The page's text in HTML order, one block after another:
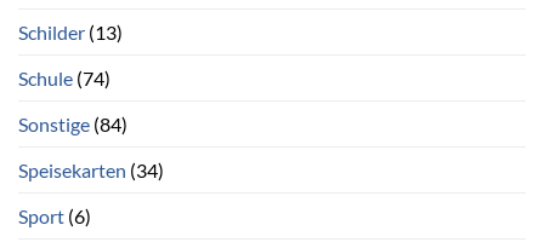
Schilder (13)
Schule (74)
Sonstige (84)
Speisekarten (34)
Sport (6)